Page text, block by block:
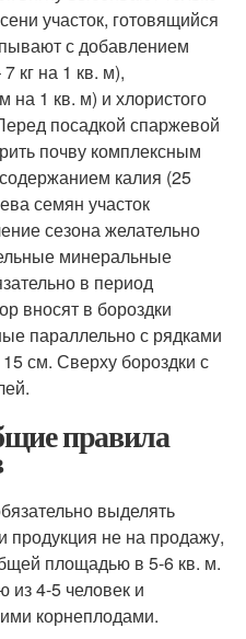
участок, готовящийся
с добавлением
кг на 1 кв. м),
1 кв. м) и хлористого
посадкой спаржевой
почву комплексным
калия (25
семян участок
сезона желательно
минеральные
в период
вносят в бороздки
параллельно с рядками
см. Сверху бороздки с
правила
выделять
продукция не на продажу,
площадью в 5-6 кв. м.
из 4-5 человек и
корнеплодами.